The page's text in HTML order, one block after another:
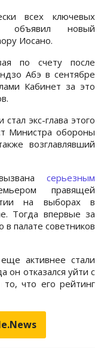
всех ключевых
объявил новый
Иосано.
по счету после
Абэ в сентябре
Кабинет за это
экс-глава этого
Министра обороны
возглавлявший
серьезным
правящей
на выборах в
Тогда впервые за
палате советников
активнее стали
он отказался уйти с
что его рейтинг